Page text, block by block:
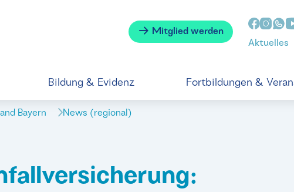
Mitglied werden
Aktuelles
Bildung & Evidenz Fortbildungen &
Bayern News (regional)